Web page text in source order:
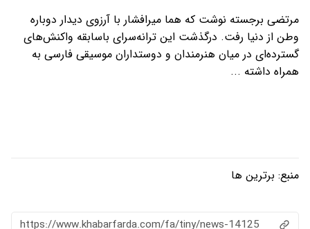
مرتضی برجسته نوشت که هما میرافشار با آرزوی دیدار دوباره
وطن از دنیا رفت. درگذشت این ترانه‌سرای باسابقه واکنش‌های
گسترده‌ای در میان هنرمندان و دوستداران موسیقی فارسی به
همراه داشته ...
منبع: برترین ها
https://www.khabarfarda.com/fa/tiny/news-14125